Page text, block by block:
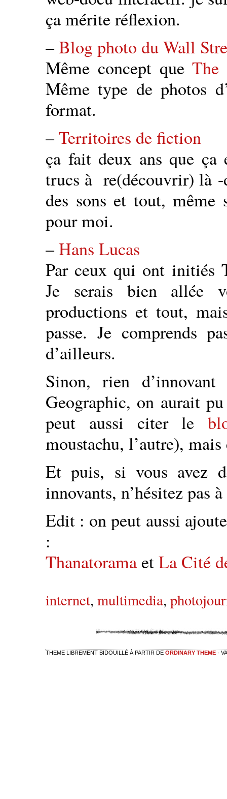
ça mérite réflexion.
–Blog photo du Wall
Même concept queThe
Même type de photos
format.
–Territoires de fiction
ça fait deux ans que
trucs à re(découvrir) là -
des sons et tout,
pour moi.
–Hans Lucas
Par ceux qui ont initiés
Je serais bien allée
productions et tout,
passe. Je comprends
d’ailleurs.
Sinon, rien
Geographic, on aurait
peut aussi citer le
moustachu, l’autre), mais
Et puis, si vous avez
innovants, n’hésitez
Edit : on peut aussi
:
ThanatoramaetLa Cité
internet, multimedia,
THEME LIBREMENT BIDOUILLÉ À PARTIR DE ORDINARY THEME ·